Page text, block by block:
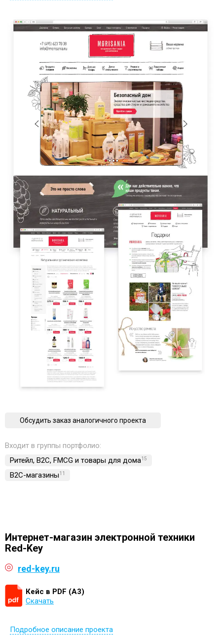
Обсудить заказ аналогичного проекта
Входит в группы портфолио:
Ритейл, B2C, FMCG и товары для дома15
B2C-магазины11
Интернет-магазин электронной техники
Red-Key
red-key.ru
Кейс в PDF (А3)
Скачать
Подробное описание проекта